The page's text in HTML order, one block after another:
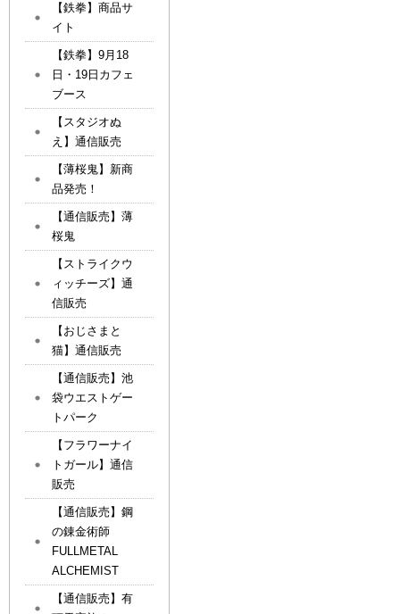
【鉄拳】商品サ
イト
【鉄拳】9月18
日・19日カフェ
ブース
【スタジオぬ
え】通信販売
【薄桜鬼】新商
品発売！
【通信販売】薄
桜鬼
【ストライクウ
ィッチーズ】通
信販売
【おじさまと
猫】通信販売
【通信販売】池
袋ウエストゲー
トパーク
【フラワーナイ
トガール】通信
販売
【通信販売】鋼
の錬金術師
FULLMETAL
ALCHEMIST
【通信販売】有